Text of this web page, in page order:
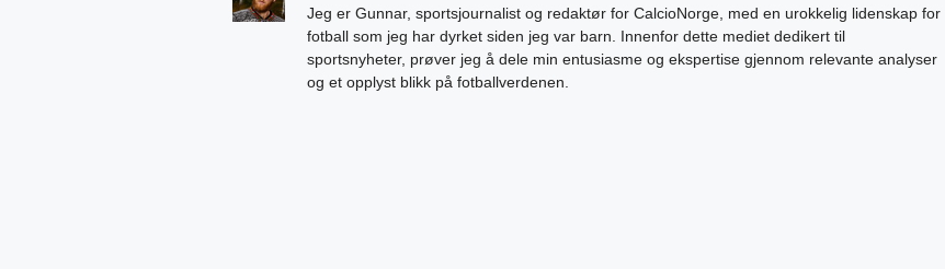
Jeg er Gunnar, sportsjournalist og redaktør for CalcioNorge, med en urokkelig lidenskap for
fotball som jeg har dyrket siden jeg var barn. Innenfor dette mediet dedikert til
sportsnyheter, prøver jeg å dele min entusiasme og ekspertise gjennom relevante analyser
og et opplyst blikk på fotballverdenen.